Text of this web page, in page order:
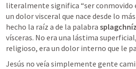
literalmente significa “ser conmovido
un dolor visceral que nace desde lo
hecho la raíz a de la palabra
vísceras. No era una lástima
religioso, era un dolor interno que le
Jesús no veía simplemente gente